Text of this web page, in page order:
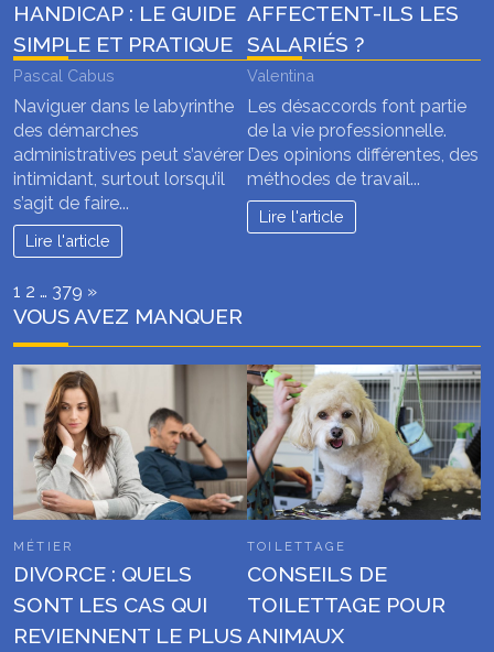
HANDICAP : LE GUIDE
SIMPLE ET PRATIQUE
Pascal Cabus
Naviguer dans le labyrinthe
des démarches
administratives peut s’avérer
intimidant, surtout lorsqu’il
s’agit de faire...
Lire l'article
AFFECTENT-ILS LES
SALARIÉS ?
Valentina
Les désaccords font partie
de la vie professionnelle.
Des opinions différentes, des
méthodes de travail...
Lire l'article
Page:
1 2 … 379 Next
»
VOUS AVEZ MANQUER
MÉTIER
DIVORCE : QUELS
SONT LES CAS QUI
REVIENNENT LE PLUS
TOILETTAGE
CONSEILS DE
TOILETTAGE POUR
ANIMAUX